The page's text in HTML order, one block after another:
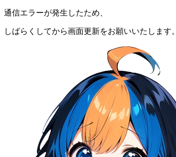
通信エラーが発生したため、
しばらくしてから画面更新をお願いいたします。